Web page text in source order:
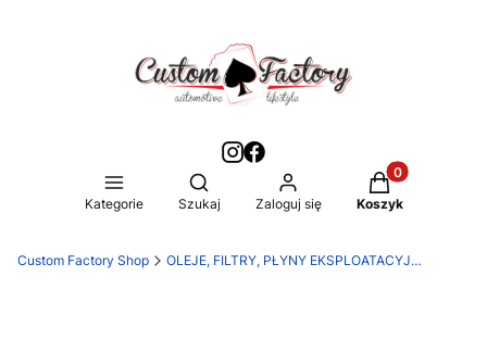
Kategorie
Otwórz wyszukiwarkę
Szukaj Zaloguj się
Produkty w
Koszyk
Custom Factory Shop OLEJE, FILTRY, PŁYNY EKSPLOATACYJNE